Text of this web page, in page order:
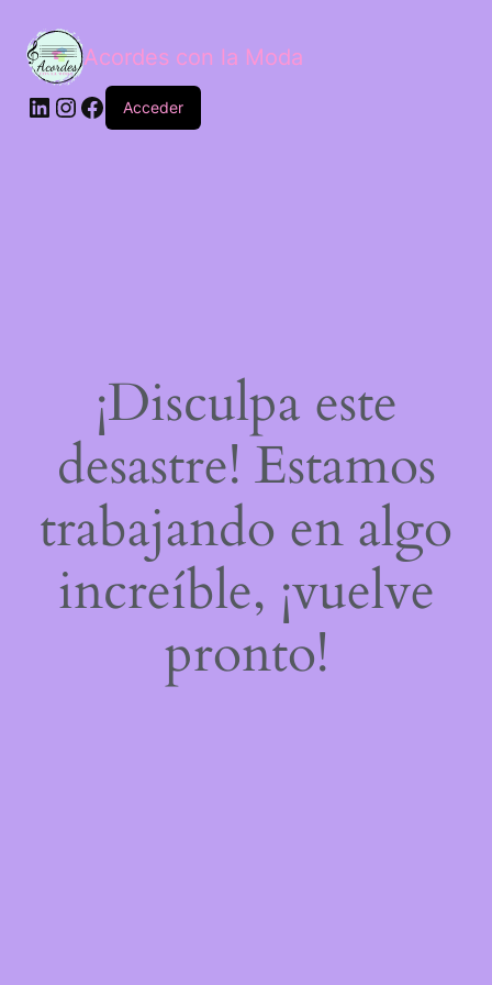
Acordes con la Moda
Acceder
¡Disculpa este
desastre! Estamos
trabajando en algo
increíble, ¡vuelve
pronto!